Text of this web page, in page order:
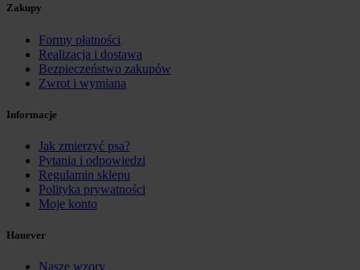
Zakupy
Formy płatności
Realizacja i dostawa
Bezpieczeństwo zakupów
Zwrot i wymiana
Informacje
Jak zmierzyć psa?
Pytania i odpowiedzi
Regulamin sklepu
Polityka prywatności
Moje konto
Hauever
Nasze wzory